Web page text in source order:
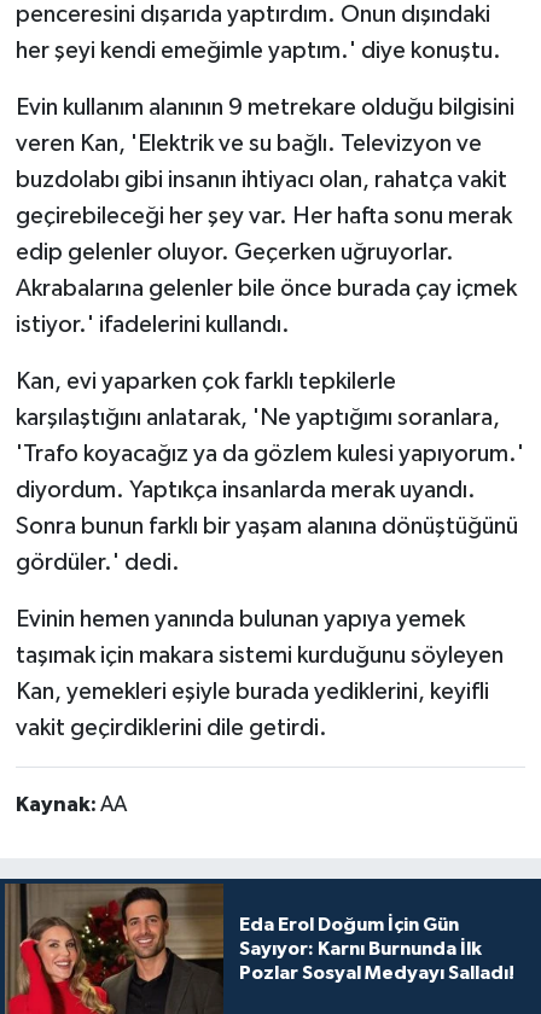
penceresini dışarıda yaptırdım. Onun dışındaki
her şeyi kendi emeğimle yaptım.' diye konuştu.
Evin kullanım alanının 9 metrekare olduğu bilgisini
veren Kan, 'Elektrik ve su bağlı. Televizyon ve
buzdolabı gibi insanın ihtiyacı olan, rahatça vakit
geçirebileceği her şey var. Her hafta sonu merak
edip gelenler oluyor. Geçerken uğruyorlar.
Akrabalarına gelenler bile önce burada çay içmek
istiyor.' ifadelerini kullandı.
Kan, evi yaparken çok farklı tepkilerle
karşılaştığını anlatarak, 'Ne yaptığımı soranlara,
'Trafo koyacağız ya da gözlem kulesi yapıyorum.'
diyordum. Yaptıkça insanlarda merak uyandı.
Sonra bunun farklı bir yaşam alanına dönüştüğünü
gördüler.' dedi.
Evinin hemen yanında bulunan yapıya yemek
taşımak için makara sistemi kurduğunu söyleyen
Kan, yemekleri eşiyle burada yediklerini, keyifli
vakit geçirdiklerini dile getirdi.
Kaynak: AA
Eda Erol Doğum İçin Gün
Sayıyor: Karnı Burnunda İlk
Pozlar Sosyal Medyayı Salladı!